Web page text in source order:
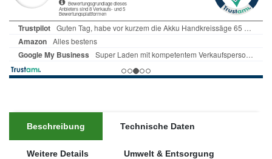
Beschreibung Technische Daten
Weitere Details Umwelt & Entsorgung